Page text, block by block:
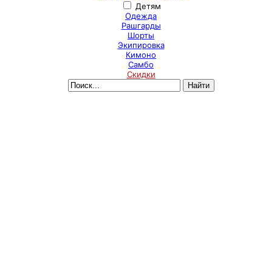
Детям
Одежда
Рашгарды
Шорты
Экипировка
Кимоно
Самбо
Скидки